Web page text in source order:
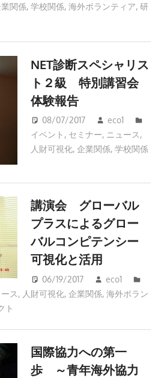
関係, 学校関係, 海外ボランティア, 研
NET診断スペシャリス
ト２級 特別講習会
体験報告
08/07/2017
eco1
イベント , セミナー, ニュース,
人財可視化,企業関係,学校関係
講演会 グローバル
プラスによるグロー
バルコンピテンシー
可視化と活用
06/19/2017
eco1
ス, 人財可視化, 企業関係, 海外ボラン
ト
国際協力への第一
歩 ～青年海外協力